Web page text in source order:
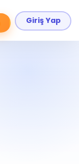
Giriş Yap